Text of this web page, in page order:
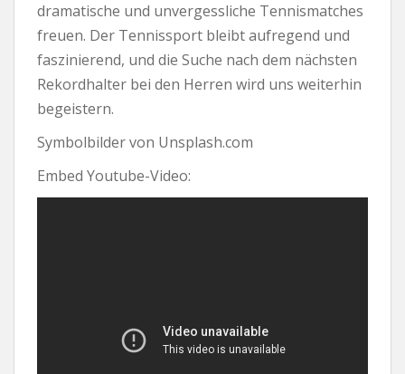
dramatische und unvergessliche Tennismatches
freuen. Der Tennissport bleibt aufregend und
faszinierend, und die Suche nach dem nächsten
Rekordhalter bei den Herren wird uns weiterhin
begeistern.
Symbolbilder von Unsplash.com
Embed Youtube-Video: